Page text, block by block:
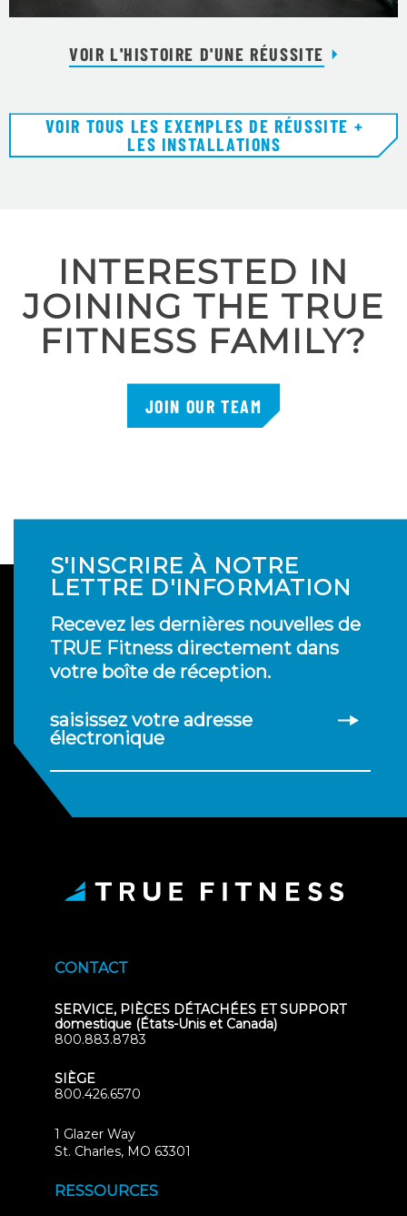
VOIR L'HISTOIRE D'UNE RÉUSSITE
VOIR TOUS LES EXEMPLES DE RÉUSSITE +
LES INSTALLATIONS
INTERESTED IN
JOINING THE TRUE
FITNESS FAMILY?
JOIN OUR TEAM
S'INSCRIRE À NOTRE
LETTRE D'INFORMATION
Recevez les dernières nouvelles de
TRUE Fitness directement dans
votre boîte de réception.
saisissez votre adresse
électronique
CONTACT
SERVICE, PIÈCES DÉTACHÉES ET SUPPORT
domestique (États-Unis et Canada)
800.883.8783
SIÈGE
800.426.6570
1 Glazer Way
St. Charles, MO 63301
RESSOURCES